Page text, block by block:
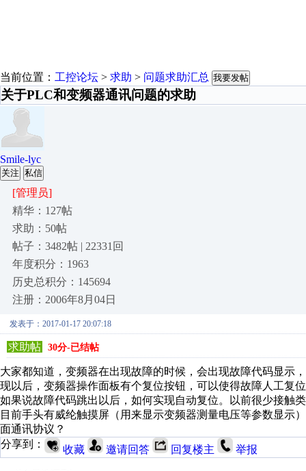
当前位置： 工控论坛 > 求助 > 问题求助汇总 我要发帖
关于PLC和变频器通讯问题的求助
Smile-lyc
关注 私信
[管理员]
精华：127帖
求助：50帖
帖子：3482帖 | 22331回
年度积分：1963
历史总积分：145694
注册：2006年8月04日
发表于：2017-01-17 20:07:18
求助帖 30分-已结帖
大家都知道，变频器在出现故障的时候，会出现故障代码显
现以后，变频器操作面板有个复位按钮，可以使得故障人工复
如果说故障代码跳出以后，如何实现自动复位。以前很少接触
目前手头有威纶触摸屏（用来显示变频器测量电压等参数显示
面通讯协议？
分享到：
收藏 邀请回答 回复楼主 举报